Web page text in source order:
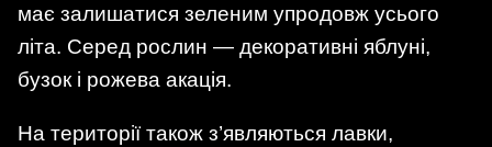
має залишатися зеленим упродовж усього
літа. Серед рослин — декоративні яблуні,
бузок і рожева акація.
На території також з’являються лавки,